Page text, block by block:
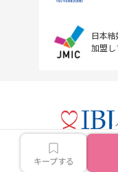
キープする
日本
加盟し